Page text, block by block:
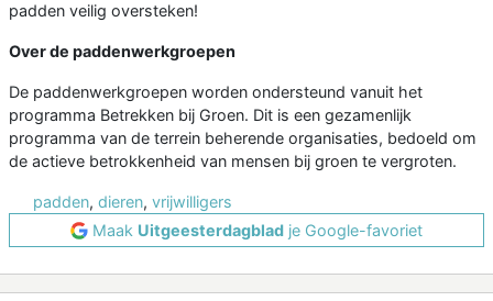
padden veilig oversteken!
Over de paddenwerkgroepen
De paddenwerkgroepen worden ondersteund vanuit het
programma Betrekken bij Groen. Dit is een gezamenlijk
programma van de terrein beherende organisaties, bedoeld om
de actieve betrokkenheid van mensen bij groen te vergroten.
padden, dieren, vrijwilligers
Maak Uitgeesterdagblad je Google-favoriet